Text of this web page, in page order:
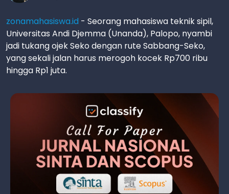
zonamahasiswa.id - Seorang mahasiswa teknik sipil,
Universitas Andi Djemma (Unanda), Palopo, nyambi
jadi tukang ojek Seko dengan rute Sabbang-Seko,
yang sekali jalan harus merogoh kocek Rp700 ribu
hingga Rp1 juta.